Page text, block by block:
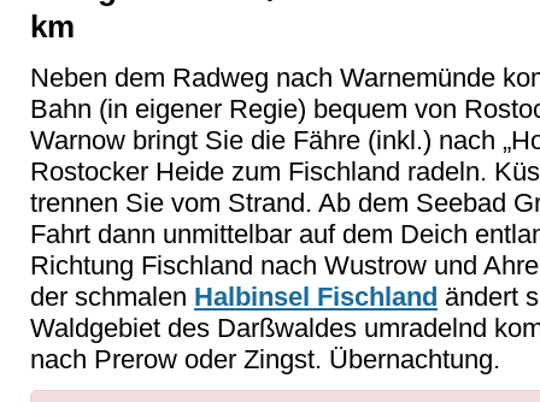
km
Neben dem Radweg nach Warnemünde
Bahn (in eigener Regie) bequem von
Warnow bringt Sie die Fähre (inkl.) nach
Rostocker Heide zum Fischland radeln.
trennen Sie vom Strand. Ab dem Seebad
Fahrt dann unmittelbar auf dem Deich
Richtung Fischland nach Wustrow und
der schmalen Halbinsel Fischland ändert
Waldgebiet des Darßwaldes umradelnd
nach Prerow oder Zingst. Übernachtung.